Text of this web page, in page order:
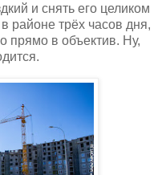
и снять его целиком
районе трёх часов дня,
прямо в объектив. Ну,